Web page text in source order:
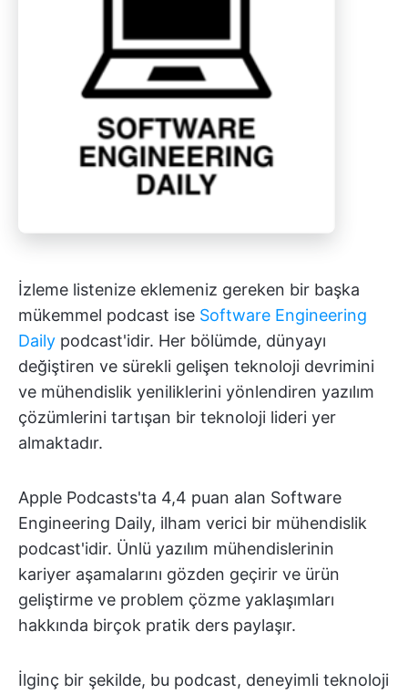
İzleme listenize eklemeniz gereken bir başka
mükemmel podcast ise Software Engineering
Daily podcast'idir. Her bölümde, dünyayı
değiştiren ve sürekli gelişen teknoloji devrimini
ve mühendislik yeniliklerini yönlendiren yazılım
çözümlerini tartışan bir teknoloji lideri yer
almaktadır.
Apple Podcasts'ta 4,4 puan alan Software
Engineering Daily, ilham verici bir mühendislik
podcast'idir. Ünlü yazılım mühendislerinin
kariyer aşamalarını gözden geçirir ve ürün
geliştirme ve problem çözme yaklaşımları
hakkında birçok pratik ders paylaşır.
İlginç bir şekilde, bu podcast, deneyimli teknoloji